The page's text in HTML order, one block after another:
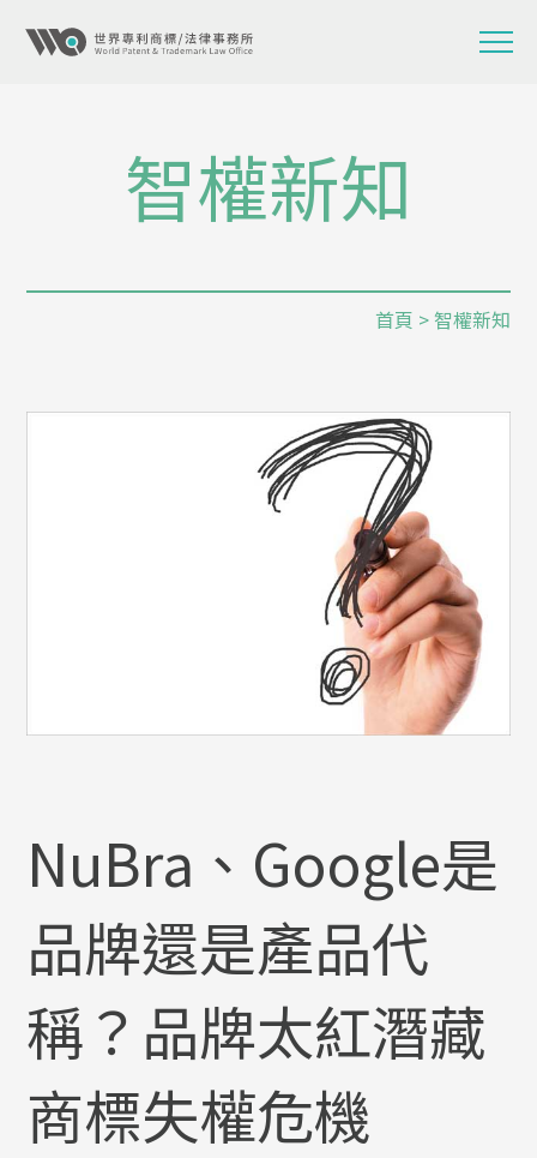
智權新知
首頁 > 智權新知
NuBra、Google是
品牌還是產品代
稱？品牌太紅潛藏
商標失權危機